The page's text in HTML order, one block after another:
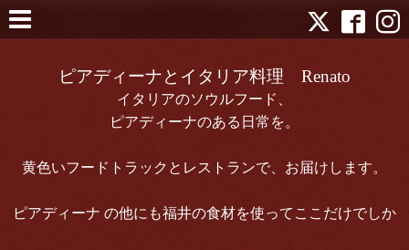
ピアディーナとイタリア料理 Renato
イタリアのソウルフード、
ピアディーナのある日常を。
黄色いフードトラックとレストランで、お届けします。
ピアディーナ の他にも福井の食材を使ってここだけでしか